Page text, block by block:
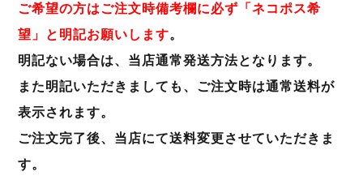
ご希望の方はご注文時備考欄に必ず「ネコポス希
望」と明記お願いします。
明記ない場合は、当店通常発送方法となります。
また明記いただきましても、ご注文時は通常送料が
表示されます。
ご注文完了後、当店にて送料変更させていただきま
す。